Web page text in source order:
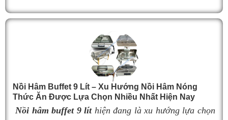
gian lắp đặt.
thực khách. Tuy nhiên, nếu lựa chọn nồi hâm kém
chất lượng, khả năng giữ nhiệt kém sẽ khiến thức ăn
nhanh nguội, làm giảm hương vị món ăn và ảnh
hưởng đến trải nghiệm khách hàng. Vì vậy, việc chọn
đúng sản phẩm giữ nhiệt tốt, bền đẹp và phù hợp nhu
cầu sử dụng là vô cùng quan trọng. Dưới đây là
Nồi Hâm Buffet 9 Lít – Xu Hướng Nồi Hâm Nóng
Thức Ăn Được Lựa Chọn Nhiều Nhất Hiện Nay
Nồi hâm buffet 9 líthiện đang là xu hướng lựa chọn